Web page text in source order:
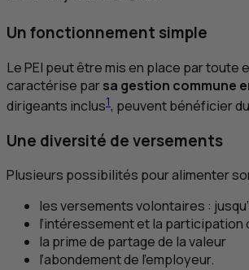
Un fonctionnement simple
LePEI peut être mis en place par toute
caractérise parsa gestion commune
dirigeants inclus1, peuvent bénéficier du
Une diversité de versements
Plusieurs possibilités pour alimenter
les versements volontaires :
l’intéressement et la participation
la prime de partage de la valeur
l’abondement de l’employeur.